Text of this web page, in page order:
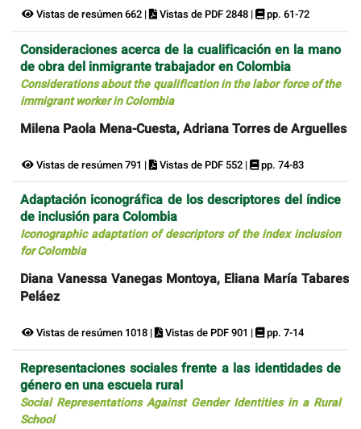
Vistas de resúmen 662 | Vistas de PDF 2848 | pp. 61-72
Consideraciones acerca de la cualificación en la mano
de obra del inmigrante trabajador en Colombia
Considerations about the qualification in the labor force of the
immigrant worker in Colombia
Milena Paola Mena-Cuesta, Adriana Torres de Arguelles
Vistas de resúmen 791 | Vistas de PDF 552 | pp. 74-83
Adaptación iconográfica de los descriptores del índice
de inclusión para Colombia
Iconographic adaptation of descriptors of the index inclusion
for Colombia
Diana Vanessa Vanegas Montoya, Eliana María Tabares
Peláez
Vistas de resúmen 1018 | Vistas de PDF 901 | pp. 7-14
Representaciones sociales frente a las identidades de
género en una escuela rural
Social Representations Against Gender Identities in a Rural
School